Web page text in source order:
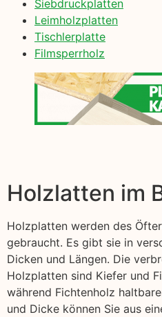
Siebdruckplatten
Leimholzplatten
Tischlerplatte
Filmsperrholz
Holzlatten im
Holzplatten werden des
gebraucht. Es gibt sie in
Dicken und Längen. Die
Holzplatten sind Kiefer und
während Fichtenholz
und Dicke können Sie aus